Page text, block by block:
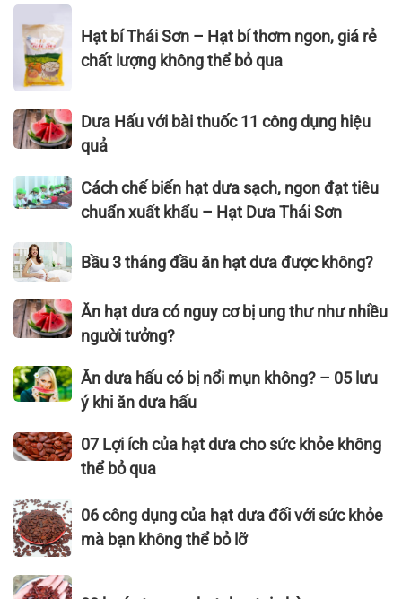
2022
ngon
gì?
giúp
đẹp
da
và
như
thế
bí
Thái
Sơn
Hạt
bí
ngon,
giá
chất
lượng
thể
bỏ
Hạt bí Thái Sơn – Hạt bí thơm ngon, giá rẻ
chất lượng không thể bỏ qua
Dưa
Hấu
bài
thuốc
công
dụng
quả
Dưa Hấu với bài thuốc 11 công dụng hiệu
quả
Cách
chế
hạt
dưa
ngon
đạt
chuẩn
xuất
–
Hạt
Thái
Sơn
Cách chế biến hạt dưa sạch, ngon đạt tiêu
chuẩn xuất khẩu – Hạt Dưa Thái Sơn
Bầu
3
đầu
ăn
dưa
được
Bầu 3 tháng đầu ăn hạt dưa được không?
Ăn
hạt
có
nguy
bị
ung
như
nhiều
người
Ăn hạt dưa có nguy cơ bị ung thư như nhiều
người tưởng?
Ăn
dưa
có
bị
mụn
không?
–
lưu
Ăn dưa hấu có bị nổi mụn không? – 05 lưu
ý khi ăn dưa hấu
07
Lợi
của
hạt
dưa
cho
sức
07 Lợi ích của hạt dưa cho sức khỏe không
thể bỏ qua
06
công
dụng
của
hạt
06 công dụng của hạt dưa đối với sức khỏe
mà bạn không thể bỏ lỡ
03